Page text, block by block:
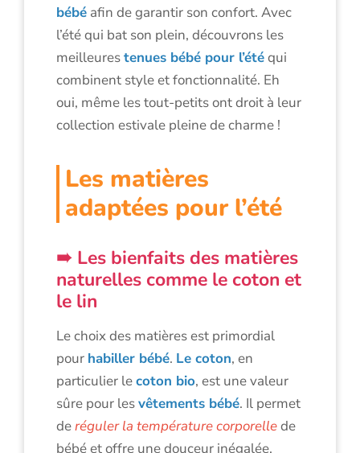
bébé afin de garantir son confort. Avec
l’été qui bat son plein, découvrons les
meilleurestenues bébé pour l’étéqui
combinent style et fonctionnalité. Eh
oui, même les tout-petits ont droit à leur
collection estivale pleine de charme !
Les matières
adaptées pour l’été
Les bienfaits des matières
naturelles comme le coton et
le lin
Le choix des matières est primordial
pour habiller bébé. Le coton, en
particulier lecoton bio, est une valeur
sûre pour lesvêtements bébé. Il permet
deréguler la température corporellede
bébé et offre une douceur inégalée,